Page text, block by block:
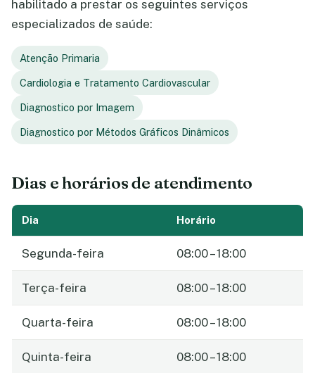
habilitado a prestar os seguintes serviços
especializados de saúde:
Atenção Primaria
Cardiologia e Tratamento Cardiovascular
Diagnostico por Imagem
Diagnostico por Métodos Gráficos Dinâmicos
Dias e horários de atendimento
Dia Horário
Segunda-feira 08:00 – 18:00
Terça-feira 08:00 – 18:00
Quarta-feira 08:00 – 18:00
Quinta-feira 08:00 – 18:00